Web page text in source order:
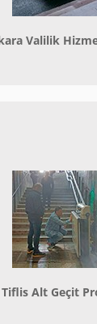
Valilik
Tiflis Alt Geçit